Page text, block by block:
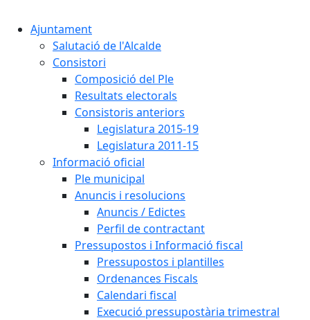
Ajuntament
Salutació de l'Alcalde
Consistori
Composició del Ple
Resultats electorals
Consistoris anteriors
Legislatura 2015-19
Legislatura 2011-15
Informació oficial
Ple municipal
Anuncis i resolucions
Anuncis / Edictes
Perfil de contractant
Pressupostos i Informació fiscal
Pressupostos i plantilles
Ordenances Fiscals
Calendari fiscal
Execució pressupostària trimestral